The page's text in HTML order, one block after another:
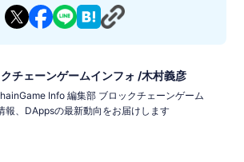
チェーンゲームインフォ /木村義彦
Info 編集部 ブロックチェーンゲーム
報、DAppsの最新動向をお届けします